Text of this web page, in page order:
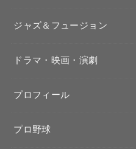
ジャズ＆フュージョン
ドラマ・映画・演劇
プロフィール
プロ野球